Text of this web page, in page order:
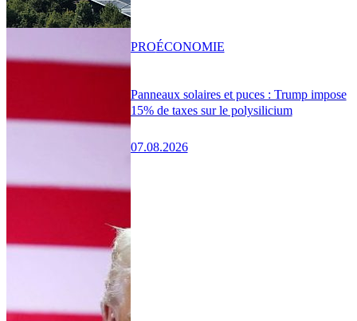
Panneaux solaires et puces : Trump impose
15% de taxes sur le polysilicium
07.08.2026
PROÉCONOMIE